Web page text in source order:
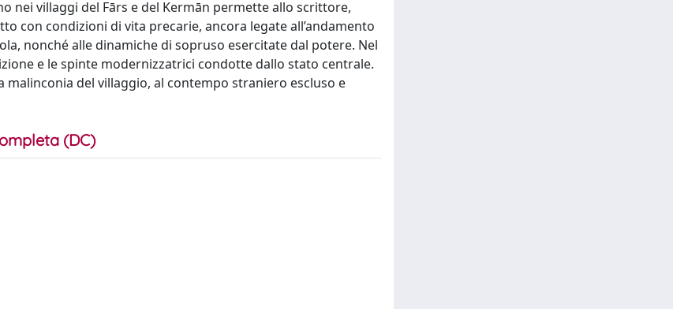
nei villaggi del Fārs e del Kermān permette allo scrittore,
con condizioni di vita precarie, ancora legate all’andamento
nonché alle dinamiche di sopruso esercitate dal potere. Nel
e le spinte modernizzatrici condotte dallo stato centrale.
del villaggio, al contempo straniero escluso e
(DC)